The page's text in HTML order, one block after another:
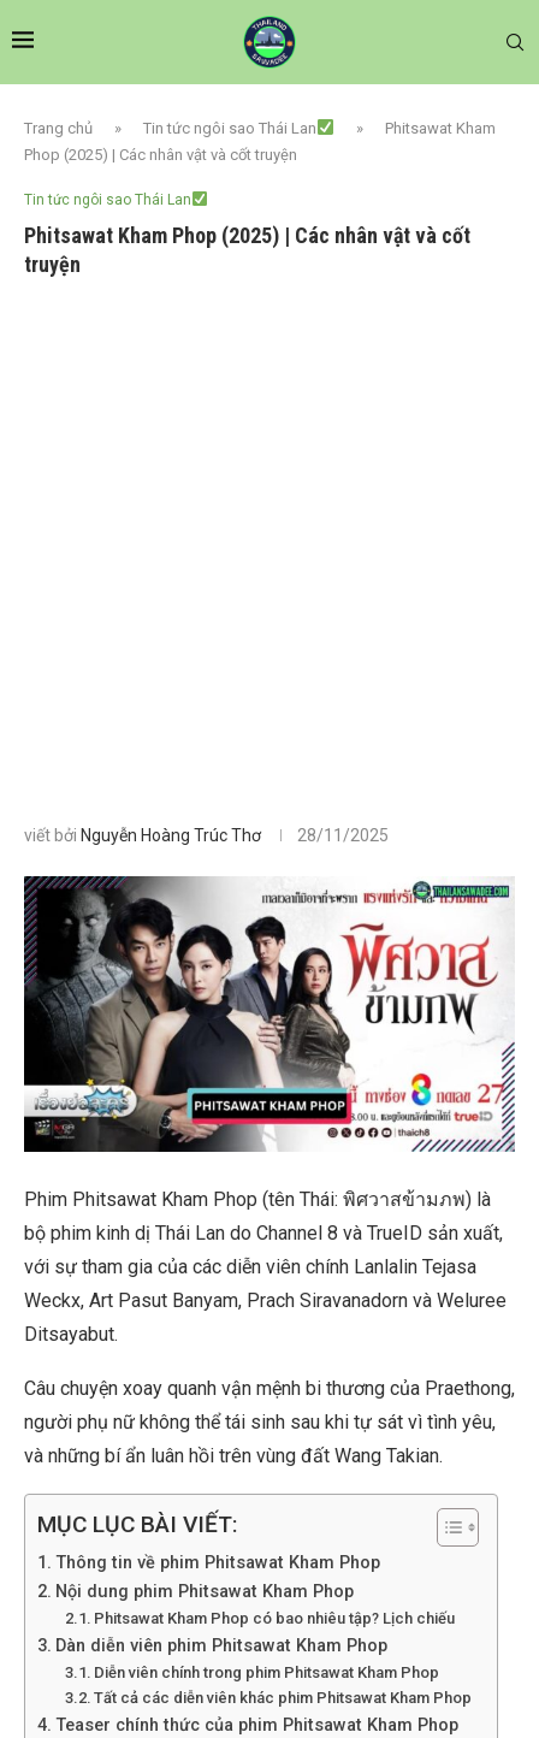
Trang chủ » Tin tức ngôi sao Thái Lan »
Phitsawat Kham
Phop (2025) | Các nhân vật và cốt truyện
Tin tức ngôi sao Thái Lan
Phitsawat Kham Phop (2025) | Các nhân vật và cốt
truyện
viết bởi Nguyễn Hoàng Trúc Thơ 28/11/2025
Phim Phitsawat Kham Phop (tên Thái: พิศวาสข้ามภพ) là
bộ phim kinh dị Thái Lan do Channel 8 và TrueID sản xuất,
với sự tham gia của các diễn viên chính Lanlalin Tejasa
Weckx, Art Pasut Banyam, Prach Siravanadorn và Weluree
Ditsayabut.
Câu chuyện xoay quanh vận mệnh bi thương của Praethong,
người phụ nữ không thể tái sinh sau khi tự sát vì tình yêu,
và những bí ẩn luân hồi trên vùng đất Wang Takian.
MỤC LỤC BÀI VIẾT:
Thông tin về phim Phitsawat Kham Phop
Nội dung phim Phitsawat Kham Phop
Phitsawat Kham Phop có bao nhiêu tập? Lịch chiếu
Dàn diễn viên phim Phitsawat Kham Phop
Diễn viên chính trong phim Phitsawat Kham Phop
Tất cả các diễn viên khác phim Phitsawat Kham Phop
Teaser chính thức của phim Phitsawat Kham Phop